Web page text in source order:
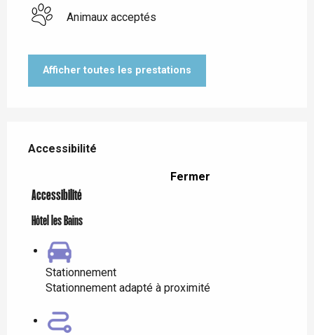
Animaux acceptés
Afficher toutes les prestations
Accessibilité
Accessibilité
Fermer
Accessibilité
Hôtel les Bains
Stationnement
Stationnement adapté à proximité